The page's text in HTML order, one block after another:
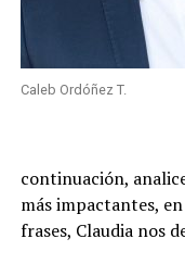
Caleb Ordóñez T.
continuación,
más impactantes,
frases, Claudia nos